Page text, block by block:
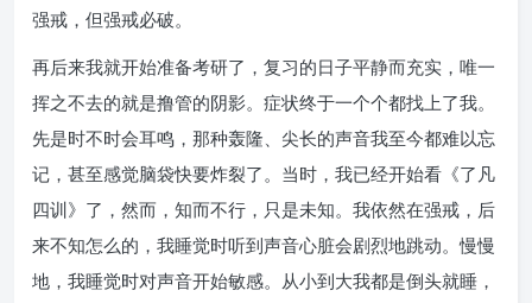
强戒，但强戒必破。
再后来我就开始准备考研了，复习的日子平静而充实，唯一
挥之不去的就是撸管的阴影。症状终于一个个都找上了我。
先是时不时会耳鸣，那种轰隆、尖长的声音我至今都难以忘
记，甚至感觉脑袋快要炸裂了。当时，我已经开始看《了凡
四训》了，然而，知而不行，只是未知。我依然在强戒，后
来不知怎么的，我睡觉时听到声音心脏会剧烈地跳动。慢慢
地，我睡觉时对声音开始敏感。从小到大我都是倒头就睡，